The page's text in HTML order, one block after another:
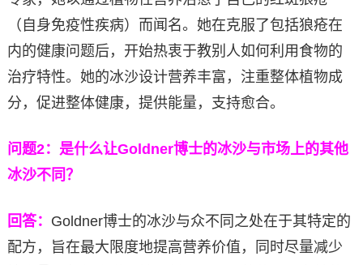
（自身免疫性疾病）而闻名。她在克服了包括狼疮在
内的健康问题后，开始热衷于教别人如何利用食物的
治疗特性。她的冰沙设计营养丰富，注重整体植物成
分，促进整体健康，提供能量，支持愈合。
问题2：是什么让Goldner博士的冰沙与市场上的其他
冰沙不同？
回答： Goldner博士的冰沙与众不同之处在于其特定的
配方，旨在最大限度地提高营养价值，同时尽量减少